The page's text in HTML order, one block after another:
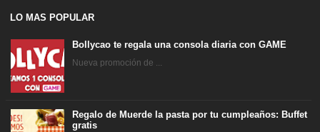
LO MAS POPULAR
Bollycao te regala una consola diaria con GAME
Nueva promoción de ...
Regalo de Muerde la pasta por tu cumpleaños: Buffet
gratis